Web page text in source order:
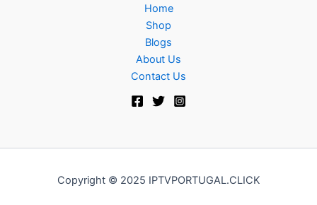
Home
Shop
Blogs
About Us
Contact Us
Copyright © 2025 IPTVPORTUGAL.CLICK